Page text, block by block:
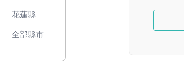
花蓮縣
全部縣市